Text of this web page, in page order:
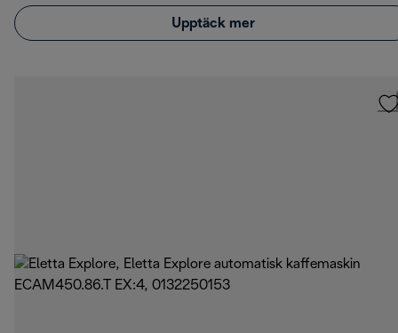
Upptäck mer